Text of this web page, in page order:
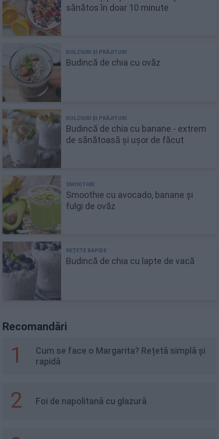
sănătos în doar 10 minute
Budincă de chia cu ovăz
Budincă de chia cu banane - extrem
de sănătoasă și ușor de făcut
Smoothie cu avocado, banane și
fulgi de ovăz
Budincă de chia cu lapte de vacă
Recomandări
1
Cum se face o Margarita? Rețetă simplă și
rapidă
2 Foi de napolitană cu glazură